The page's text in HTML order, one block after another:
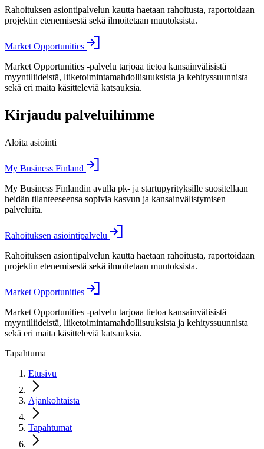
Rahoituksen asiontipalvelun kautta haetaan rahoitusta, raportoidaan
projektin etenemisestä sekä ilmoitetaan muutoksista.
Market Opportunities
Market Opportunities -palvelu tarjoaa tietoa kansainvälisistä
myyntiliideistä, liiketoimintamahdollisuuksista ja kehityssuunnista
sekä eri maita käsitteleviä katsauksia.
Kirjaudu palveluihimme
Aloita asiointi
My Business Finland
My Business Finlandin avulla pk- ja startupyrityksille suositellaan
heidän tilanteeseensa sopivia kasvun ja kansainvälistymisen
palveluita.
Rahoituksen asiointipalvelu
Rahoituksen asiontipalvelun kautta haetaan rahoitusta, raportoidaan
projektin etenemisestä sekä ilmoitetaan muutoksista.
Market Opportunities
Market Opportunities -palvelu tarjoaa tietoa kansainvälisistä
myyntiliideistä, liiketoimintamahdollisuuksista ja kehityssuunnista
sekä eri maita käsitteleviä katsauksia.
Tapahtuma
Etusivu
Ajankohtaista
Tapahtumat